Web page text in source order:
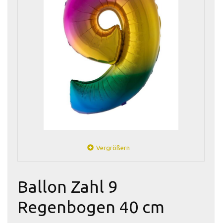
Vergrößern
Ballon Zahl 9
Regenbogen 40 cm